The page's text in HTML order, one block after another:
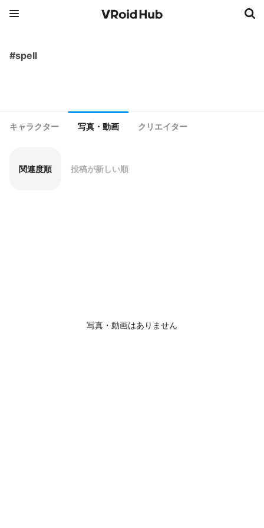
#spell
キャラクター 写真・動画 クリエイター
関連度順 投稿が新しい順
写真・動画はありません